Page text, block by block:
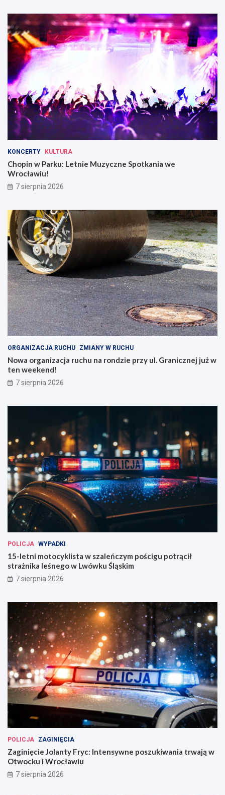
a
w
i
u
KONCERTY KULTURA
Chopin w Parku: Letnie Muzyczne Spotkania we
Wrocławiu!
7 sierpnia 2026
ORGANIZACJA RUCHU ZMIANY W RUCHU
Nowa organizacja ruchu na rondzie przy ul. Granicznej już w
ten weekend!
7 sierpnia 2026
POLICJA WYPADKI
15-letni motocyklista w szaleńczym pościgu potrącił
strażnika leśnego w Lwówku Śląskim
7 sierpnia 2026
POLICJA ZAGINIĘCIA
Zaginięcie Jolanty Fryc: Intensywne poszukiwania trwają w
Otwocku i Wrocławiu
7 sierpnia 2026